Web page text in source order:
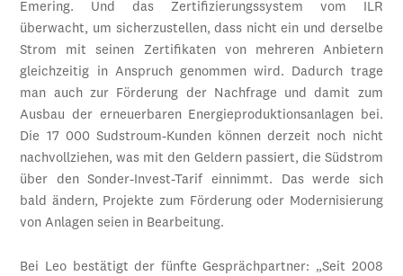
Emering. Und das Zertifizierungssystem vom ILR
überwacht, um sicherzustellen, dass nicht ein und derselbe
Strom mit seinen Zertifikaten von mehreren Anbietern
gleichzeitig in Anspruch genommen wird. Dadurch trage
man auch zur Förderung der Nachfrage und damit zum
Ausbau der erneuerbaren Energieproduktionsanlagen bei.
Die 17 000 Sudstroum-Kunden können derzeit noch nicht
nachvollziehen, was mit den Geldern passiert, die Südstrom
über den Sonder-Invest-Tarif einnimmt. Das werde sich
bald ändern, Projekte zum Förderung oder Modernisierung
von Anlagen seien in Bearbeitung.
Bei Leo bestätigt der fünfte Gesprächpartner: „Seit 2008